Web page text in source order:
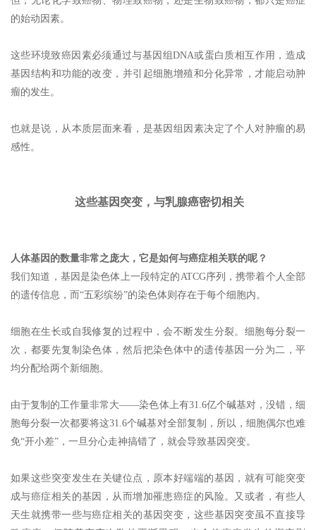
的始动因素。
这些环境致癌因素必须通过与基因组DNA或蛋白质相互作用，造成
基因结构和功能的改变，并引起细胞增殖和分化异常，才能启动肿
瘤的发生。
也就是说，从本质层面来看，是基因组因素决定了个人对肿瘤的易
感性。
这些基因突变，与乳腺癌密切相关
人体基因的数量非常之庞大，它是如何与癌症相关联的呢？
我们知道，基因是染色体上一段特定的ATCG序列，携带着个人全部
的遗传信息，而“五彩缤纷”的染色体则存在于每个细胞内。
细胞在生长或自我修复的过程中，会不断发生分裂。细胞每分裂一
次，都要先复制染色体，然后把染色体中的遗传基因一分为二，平
均分配给两个新细胞。
由于复制的工作量非常大——染色体上有31.6亿个碱基对，没错，细
胞每分裂一次都要将这31.6个碱基对全部复制，所以，细胞偶尔也难
免“开小差”，一旦分心走神搞错了，就会导致基因突变。
如果这些突变发生在关键位点，原本好端端的基因，就有可能突变
成与癌症相关的基因，从而增加罹患癌症的风险。又或者，有些人
天生就携带一些与癌症相关的基因突变，这些基因突变虽不直接导